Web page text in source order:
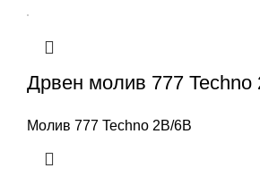
Дрвен молив 777 Techno
Молив 777 Techno 2B/6B